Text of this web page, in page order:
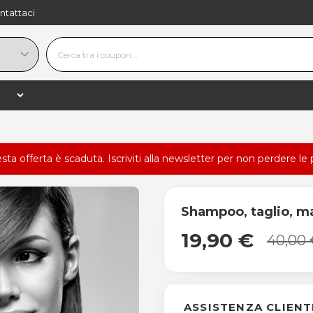
offerta è scaduta. Iscriviti alla newsletter per non perdere le
Shampoo, taglio,
19,90 € 40,00
ASSISTENZA